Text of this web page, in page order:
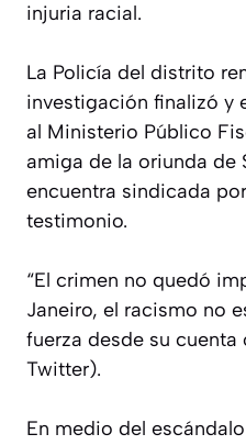
injuria racial.
La Policía del distrito
investigación finalizó y
al Ministerio Público
amiga de la oriunda de
encuentra sindicada
testimonio.
“El crimen no quedó
Janeiro, el racismo no
fuerza desde su
Twitter).
En medio del